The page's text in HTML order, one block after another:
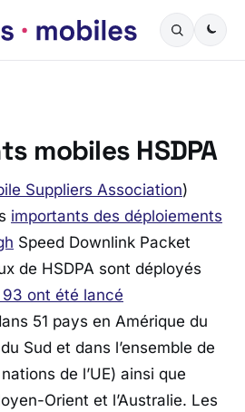
mobiles HSDPA
Suppliers Association)
importants des déploiements
Speed Downlink Packet
de HSDPA sont déployés
ont été lancé
51 pays en Amérique du
Sud et dans l’ensemble de
de l’UE) ainsi que
Orient et l’Australie. Les